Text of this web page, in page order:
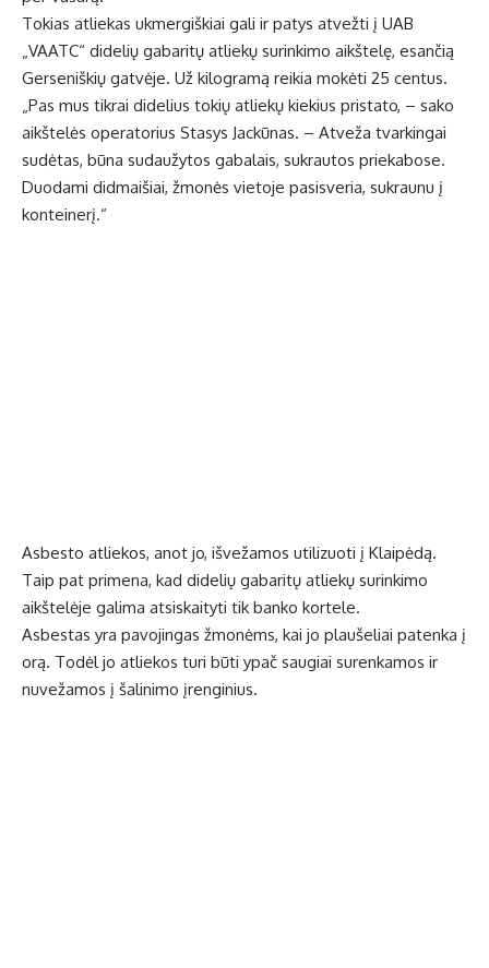
Tokias atliekas ukmergiškiai gali ir patys atvežti į UAB
„VAATC“ didelių gabaritų atliekų surinkimo aikštelę, esančią
Gerseniškių gatvėje. Už kilogramą reikia mokėti 25 centus.
„Pas mus tikrai didelius tokių atliekų kiekius pristato, – sako
aikštelės operatorius Stasys Jackūnas. – Atveža tvarkingai
sudėtas, būna sudaužytos gabalais, sukrautos priekabose.
Duodami didmaišiai, žmonės vietoje pasisveria, sukraunu į
konteinerį.“
Asbesto atliekos, anot jo, išvežamos utilizuoti į Klaipėdą.
Taip pat primena, kad didelių gabaritų atliekų surinkimo
aikštelėje galima atsiskaityti tik banko kortele.
Asbestas yra pavojingas žmonėms, kai jo plaušeliai patenka į
orą. Todėl jo atliekos turi būti ypač saugiai surenkamos ir
nuvežamos į šalinimo įrenginius.